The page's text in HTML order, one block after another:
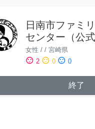
日南市ファミ
センター（公式
女性 / / 宮崎県
sentiment_satisfied 2 sentiment_neutral 0 sentiment_dissatisfied 0
終了